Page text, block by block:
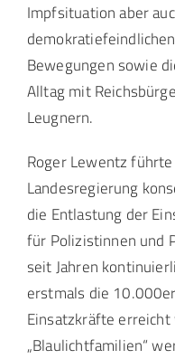
Impfsituation aber
Bewegungen sowie
Alltag mit
Leugnern.
Roger Lewentz
Landesregierung
die Entlastung der
für Polizistinnen und
seit Jahren
erstmals die
Einsatzkräfte
„Blaulichtfamilien“